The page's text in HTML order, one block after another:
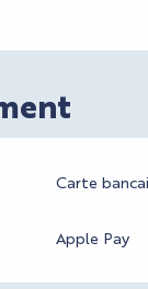
Carte
Apple Pay